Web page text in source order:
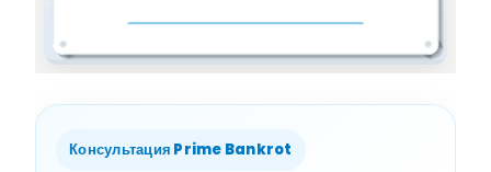
Консультация Prime Bankrot